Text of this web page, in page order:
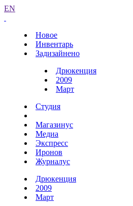
EN
Новое
Инвентарь
Задизайнено
Дрюкенция
2009
Март
Студия
Магазинус
Медиа
Экспресс
Иронов
Журналус
Дрюкенция
2009
Март